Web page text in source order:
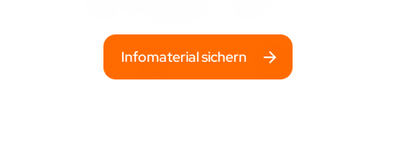
Infomaterial sichern